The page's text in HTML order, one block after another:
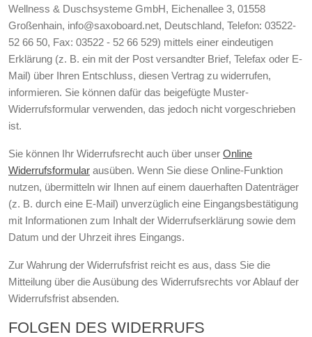
Wellness & Duschsysteme GmbH, Eichenallee 3, 01558
Großenhain, info@saxoboard.net, Deutschland, Telefon: 03522-
52 66 50, Fax: 03522 - 52 66 529) mittels einer eindeutigen
Erklärung (z. B. ein mit der Post versandter Brief, Telefax oder E-
Mail) über Ihren Entschluss, diesen Vertrag zu widerrufen,
informieren. Sie können dafür das beigefügte Muster-
Widerrufsformular verwenden, das jedoch nicht vorgeschrieben
ist.
Sie können Ihr Widerrufsrecht auch über unser Online
Widerrufsformular ausüben. Wenn Sie diese Online-Funktion
nutzen, übermitteln wir Ihnen auf einem dauerhaften Datenträger
(z. B. durch eine E-Mail) unverzüglich eine Eingangsbestätigung
mit Informationen zum Inhalt der Widerrufserklärung sowie dem
Datum und der Uhrzeit ihres Eingangs.
Zur Wahrung der Widerrufsfrist reicht es aus, dass Sie die
Mitteilung über die Ausübung des Widerrufsrechts vor Ablauf der
Widerrufsfrist absenden.
FOLGEN DES WIDERRUFS